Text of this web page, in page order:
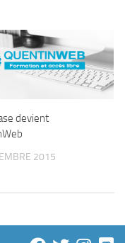
devient
2015